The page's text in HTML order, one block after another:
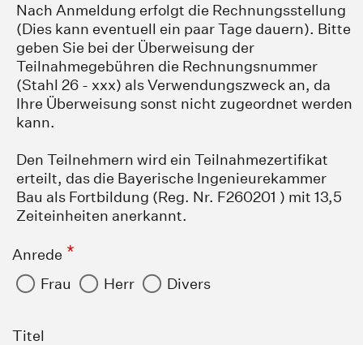
Nach Anmeldung erfolgt die Rechnungsstellung
(Dies kann eventuell ein paar Tage dauern). Bitte
geben Sie bei der Überweisung der
Teilnahmegebühren die Rechnungsnummer
(Stahl 26 - xxx) als Verwendungszweck an, da
Ihre Überweisung sonst nicht zugeordnet werden
kann.
Den Teilnehmern wird ein Teilnahmezertifikat
erteilt, das die Bayerische Ingenieurekammer
Bau als Fortbildung (Reg. Nr. F260201 ) mit 13,5
Zeiteinheiten anerkannt.
Anrede *
Frau Herr Divers
Titel